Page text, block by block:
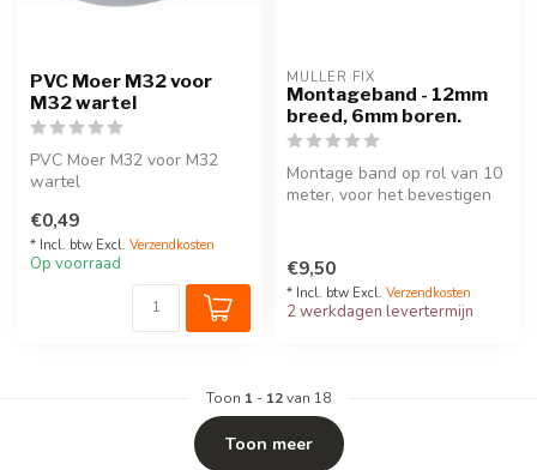
PVC Moer M32 voor
M32 wartel
PVC Moer M32 voor M32
wartel
€0,49
* Incl. btw Excl. Verzendkosten
Op voorraad
MULLER FIX
Montageband - 12mm
breed, 6mm boren.
Montage band op rol van 10
meter, voor het bevestigen
€9,50
* Incl. btw Excl. Verzendkosten
2 werkdagen levertermijn
Toon 1 - 12van 18
Toon meer